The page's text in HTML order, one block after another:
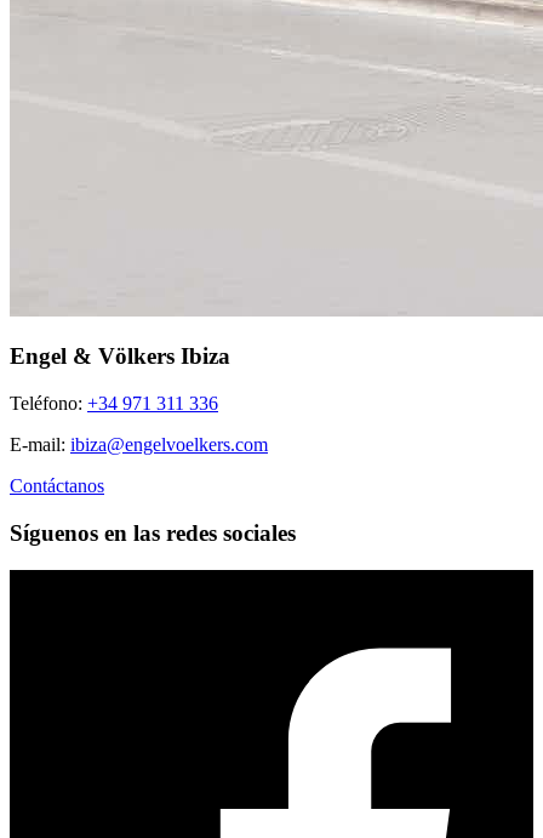
Engel & Völkers Ibiza
Teléfono: +34 971 311 336
E-mail: ibiza@engelvoelkers.com
Contáctanos
Síguenos en las redes sociales